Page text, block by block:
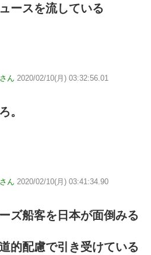
ースを流している
ん 2020/02/10(月) 03:32:56.01
。
ん 2020/02/10(月) 03:41:34.90
ズ船客を日本が面倒みる
的配慮で引き受けている